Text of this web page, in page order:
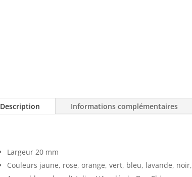
Description Informations complémentaires
Largeur 20 mm
Couleurs jaune, rose, orange, vert, bleu, lavande,